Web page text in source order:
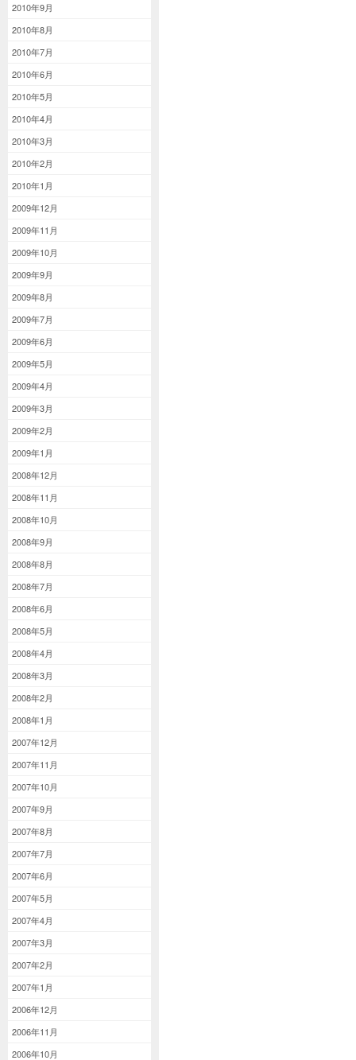
2010年9月
2010年8月
2010年7月
2010年6月
2010年5月
2010年4月
2010年3月
2010年2月
2010年1月
2009年12月
2009年11月
2009年10月
2009年9月
2009年8月
2009年7月
2009年6月
2009年5月
2009年4月
2009年3月
2009年2月
2009年1月
2008年12月
2008年11月
2008年10月
2008年9月
2008年8月
2008年7月
2008年6月
2008年5月
2008年4月
2008年3月
2008年2月
2008年1月
2007年12月
2007年11月
2007年10月
2007年9月
2007年8月
2007年7月
2007年6月
2007年5月
2007年4月
2007年3月
2007年2月
2007年1月
2006年12月
2006年11月
2006年10月